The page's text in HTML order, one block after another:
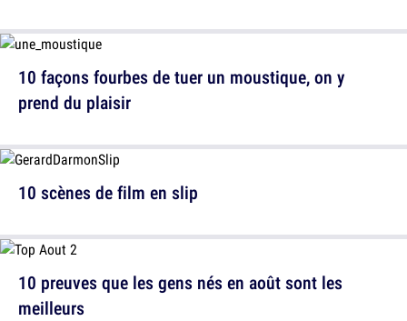
10 scènes de film en slip
10 façons fourbes de tuer un moustique, on y
prend du plaisir
10 preuves que les gens nés en août sont les
meilleurs